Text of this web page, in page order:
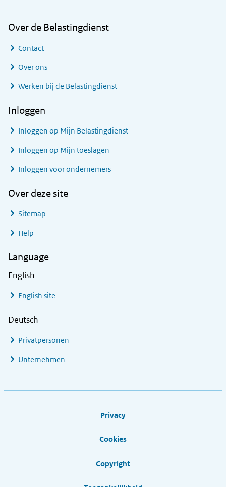
Over de Belastingdienst
Contact
Over ons
Werken bij de Belastingdienst
Inloggen
Inloggen op Mijn Belastingdienst
Inloggen op Mijn toeslagen
Inloggen voor ondernemers
Over deze site
Sitemap
Help
Language
English
English site
Deutsch
Privatpersonen
Unternehmen
Privacy
Cookies
Copyright